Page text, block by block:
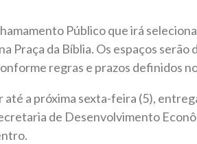
Público que irá
Praça da Bíblia. Os espaços serão
regras e prazos definidos
a próxima sexta-feira (5),
de Desenvolvimento